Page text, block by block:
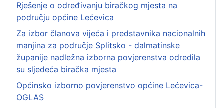
Rješenje o određivanju biračkog mjesta na
području općine Lećevica
Za izbor članova vijeća i predstavnika nacionalnih
manjina za područje Splitsko - dalmatinske
županije nadležna izborna povjerenstva odredila
su sljedeća biračka mjesta
Općinsko izborno povjerenstvo općine Lećevica-
OGLAS